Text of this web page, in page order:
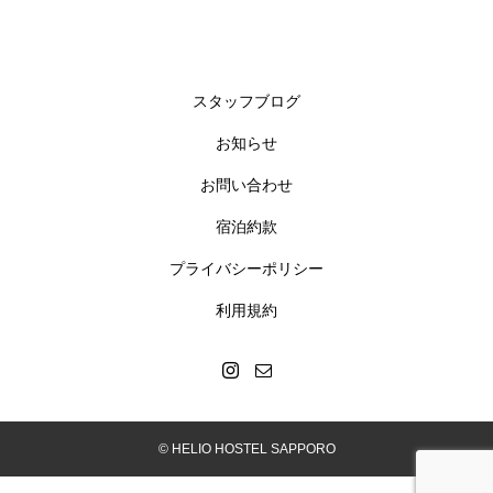
スタッフブログ
お知らせ
お問い合わせ
宿泊約款
プライバシーポリシー
利用規約
© HELIO HOSTEL SAPPORO